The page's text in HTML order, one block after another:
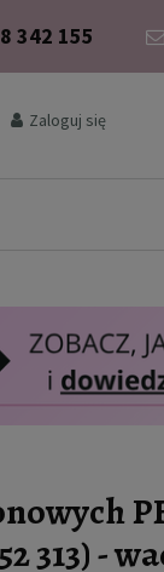
342 155
Zaloguj się
313) -